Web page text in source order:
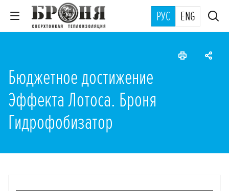
РУС ENG
Бюджетное достижение
Эффекта Лотоса. Броня
Гидрофобизатор